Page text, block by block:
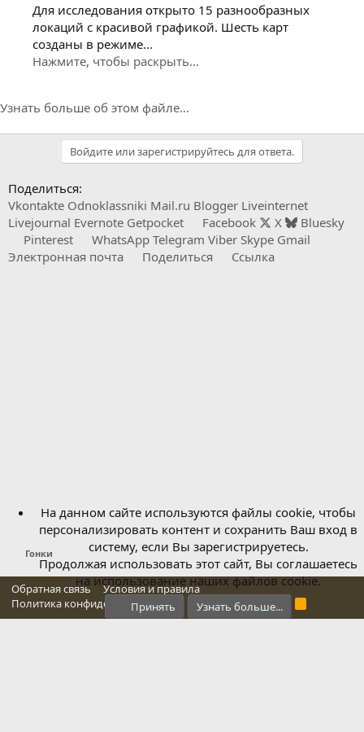
Для исследования открыто 15 разнообразных
локаций с красивой графикой. Шесть карт
созданы в режиме...
Нажмите, чтобы раскрыть...
Узнать больше об этом файле...
Войдите или зарегистрируйтесь для ответа.
Поделиться:
Vkontakte Odnoklassniki Mail.ru Blogger Liveinternet
Livejournal Evernote Getpocket Facebook X
Bluesky
Pinterest
WhatsApp Telegram Viber Skype Gmail
Электронная почта
Поделиться Ссылка
Гонки
Обратная связь
Условия и правила
Политика конфиденциальности
Справка Главная
R
На данном сайте используются файлы cookie, чтобы
персонализировать контент и сохранить Ваш вход в
систему, если Вы зарегистрируетесь.
Продолжая использовать этот сайт, Вы соглашаетесь
на использование наших файлов cookie.
Принять Узнать больше...